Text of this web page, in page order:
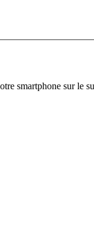
smartphone sur le